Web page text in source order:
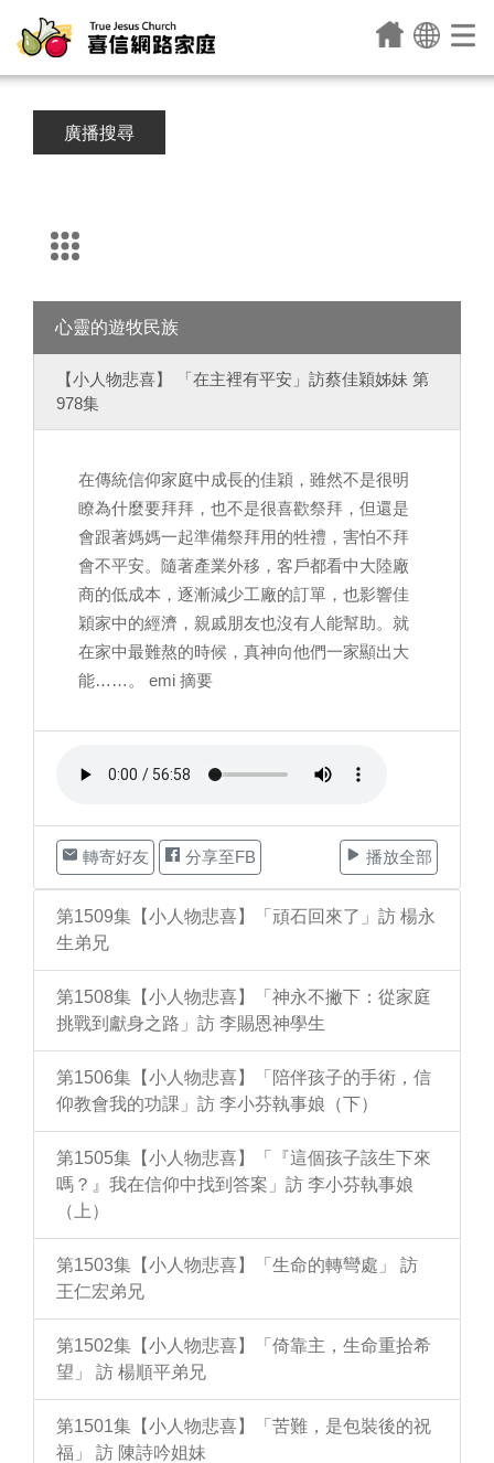
廣播搜尋
心靈的遊牧民族
【小人物悲喜】 「在主裡有平安」訪蔡佳穎姊妹 第
978集
在傳統信仰家庭中成長的佳穎，雖然不是很明
瞭為什麼要拜拜，也不是很喜歡祭拜，但還是
會跟著媽媽一起準備祭拜用的牲禮，害怕不拜
會不平安。隨著產業外移，客戶都看中大陸廠
商的低成本，逐漸減少工廠的訂單，也影響佳
穎家中的經濟，親戚朋友也沒有人能幫助。就
在家中最難熬的時候，真神向他們一家顯出大
能……。 emi 摘要
轉寄好友 分享至FB 播放全部
第1509集【小人物悲喜】「頑石回來了」訪 楊永
生弟兄
第1508集【小人物悲喜】「神永不撇下：從家庭
挑戰到獻身之路」訪 李賜恩神學生
第1506集【小人物悲喜】「陪伴孩子的手術，信
仰教會我的功課」訪 李小芬執事娘（下）
第1505集【小人物悲喜】「『這個孩子該生下來
嗎？』我在信仰中找到答案」訪 李小芬執事娘
（上）
第1503集【小人物悲喜】「生命的轉彎處」 訪
王仁宏弟兄
第1502集【小人物悲喜】「倚靠主，生命重拾希
望」 訪 楊順平弟兄
第1501集【小人物悲喜】「苦難，是包裝後的祝
福」 訪 陳詩吟姐妹